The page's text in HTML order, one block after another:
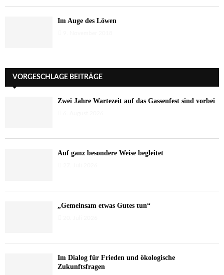
Im Auge des Löwen
VORGESCHLAGE BEITRÄGE
Zwei Jahre Wartezeit auf das Gassenfest sind vorbei
Auf ganz besondere Weise begleitet
„Gemeinsam etwas Gutes tun“
Im Dialog für Frieden und ökologische
Zukunftsfragen